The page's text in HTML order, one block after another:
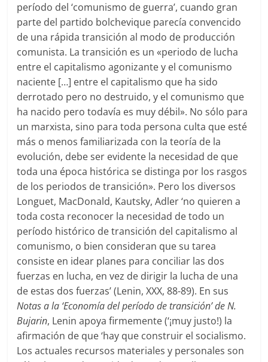
período del ‘comunismo de guerra’, cuando gran
parte del partido bolchevique parecía convencido
de una rápida transición al modo de producción
comunista. La transición es un «periodo de lucha
entre el capitalismo agonizante y el comunismo
naciente […] entre el capitalismo que ha sido
derrotado pero no destruido, y el comunismo que
ha nacido pero todavía es muy débil». No sólo para
un marxista, sino para toda persona culta que esté
más o menos familiarizada con la teoría de la
evolución, debe ser evidente la necesidad de que
toda una época histórica se distinga por los rasgos
de los periodos de transición». Pero los diversos
Longuet, MacDonald, Kautsky, Adler ‘no quieren a
toda costa reconocer la necesidad de todo un
período histórico de transición del capitalismo al
comunismo, o bien consideran que su tarea
consiste en idear planes para conciliar las dos
fuerzas en lucha, en vez de dirigir la lucha de una
de estas dos fuerzas’ (Lenin, XXX, 88-89). En sus
Notas a la ‘Economía del período de transición’ de N.
Bujarin, Lenin apoya firmemente (‘¡muy justo!) la
afirmación de que ‘hay que construir el socialismo.
Los actuales recursos materiales y personales son